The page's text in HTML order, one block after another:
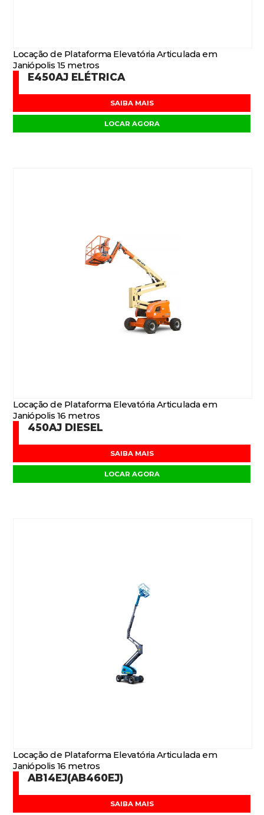
Locação de Plataforma Elevatória Articulada em
Janiópolis 15 metros
E450AJ ELÉTRICA
SAIBA MAIS
LOCAR AGORA
Locação de Plataforma Elevatória Articulada em
Janiópolis 16 metros
450AJ DIESEL
SAIBA MAIS
LOCAR AGORA
Locação de Plataforma Elevatória Articulada em
Janiópolis 16 metros
AB14EJ(AB460EJ)
SAIBA MAIS